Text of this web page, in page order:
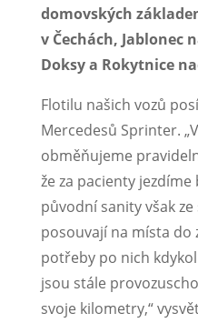
domovských
v Čechách, Jablonec
Doksy a Rokytnice
Flotilu našich vozů
Mercedesů Sprinter.
obměňujeme
že za pacienty jezdíme
původní sanity však ze
posouvají na místa do
potřeby po nich
jsou stále
svoje kilometry,“